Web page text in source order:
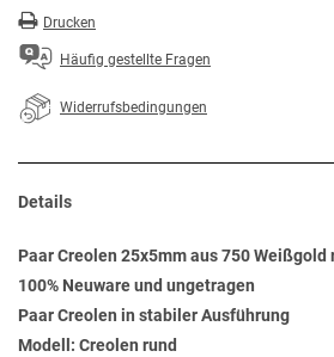
Drucken
Häufig gestellte Fragen
Widerrufsbedingungen
Details
Paar Creolen 25x5mm aus 750 Weißgold
100% Neuware und ungetragen
Paar Creolen in stabiler Ausführung
Modell: Creolen rund